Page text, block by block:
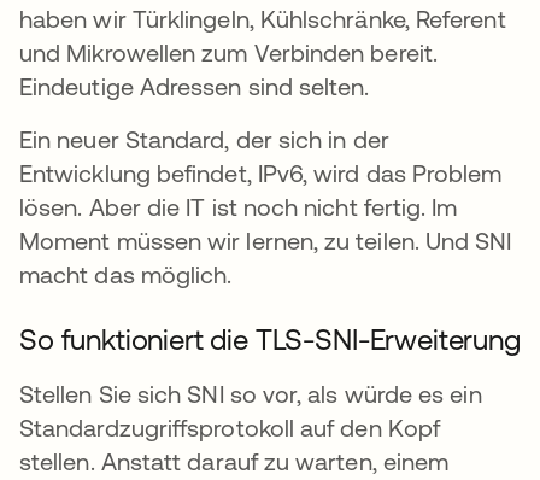
haben wir Türklingeln, Kühlschränke, Referent
und Mikrowellen zum Verbinden bereit.
Eindeutige Adressen sind selten.
Ein neuer Standard, der sich in der
Entwicklung befindet, IPv6, wird das Problem
lösen. Aber die IT ist noch nicht fertig. Im
Moment müssen wir lernen, zu teilen. Und SNI
macht das möglich.
So funktioniert die TLS-SNI-Erweiterung
Stellen Sie sich SNI so vor, als würde es ein
Standardzugriffsprotokoll auf den Kopf
stellen. Anstatt darauf zu warten, einem